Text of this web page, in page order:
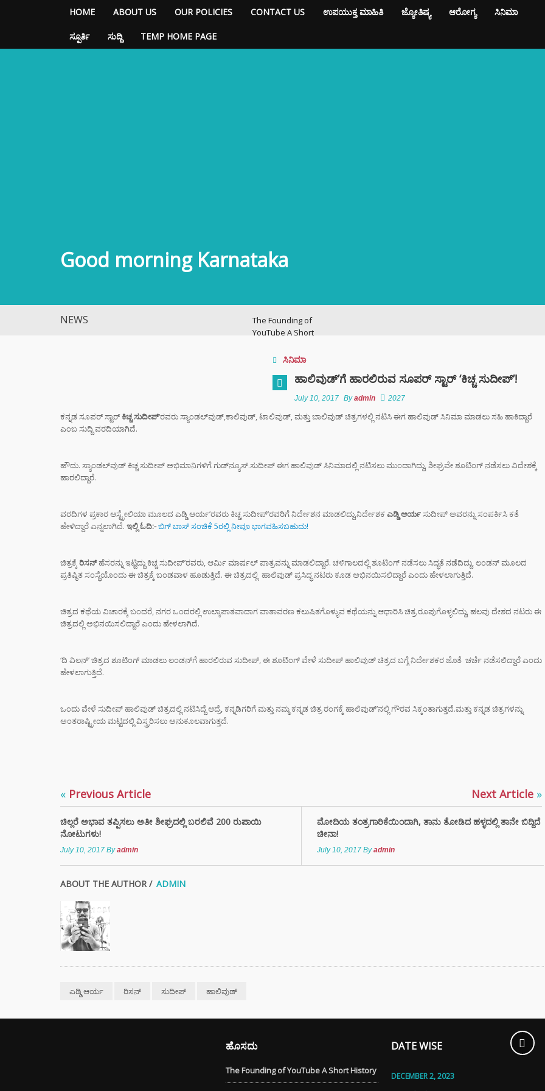
HOME ABOUT US OUR POLICIES CONTACT US ಉಪಯುಕ್ತ ಮಾಹಿತಿ ಜ್ಯೋತಿಷ್ಯ ಆರೋಗ್ಯ ಸಿನಿಮಾ
ಸ್ಪೂರ್ತಿ ಸುದ್ದಿ TEMP HOME PAGE
Good morning Karnataka
NEWS
The Founding of
YouTube A Short
ವಿಜಯನಗರದಲ್ಲಿ
ಭಿಕ್ಷಾಟನೆ ಜಾಲ: ಶಾಲೆ ರಜೆ
ಎಂದು ಮಕ್ಕಳನ್ನೇ ಭಿಕ್ಷೆಗೆ
ಇಳಿಸಿದ್ದ ತಾಯಂದಿರು
ಆರ್‌ಸಿಬಿ – ಬೆಂಗಳೂರು
ಆಧರಿತ ಹಾಜರಾತಿ
ಫಜೀತಿ;
ರಿವೇಂಜ್‌, ಡಿಕೆಶಿ ಮತ್ತು
ರಾಹುಲ್‌ ಗಾಂಧಿಗೆ
ಡಿಕೆ ಶಿವಕುಮಾರ್
ಮುಂದಿನ ಸಿಎಂ?
ಬೆಲೆಯ ಸನ್‌ಗ್ಲಾಸ್
ಬೇಡಿಕೆಗೆ ದೊಡ್ಡ ಹೊಡೆತ
ಬಿದ್ದಿದೆ.
ಸಿನಿಮಾ
ಹಾಲಿವುಡ್’ಗೆ ಹಾರಲಿರುವ ಸೂಪರ್ ಸ್ಟಾರ್ ‘ಕಿಚ್ಚ ಸುದೀಪ್’!
July 10, 2017 Byadmin 2027
ಕನ್ನಡ ಸೂಪರ್ ಸ್ಟಾರ್ಕಿಚ್ಚ ಸುದೀಪ್‘ರವರು ಸ್ಯಾಂಡಲ್‍ವುಡ್,ಕಾಲಿವುಡ್, ಟಾಲಿವುಡ್, ಮತ್ತು ಬಾಲಿವುಡ್ ಚಿತ್ರಗಳಲ್ಲಿ ನಟಿಸಿ ಈಗ ಹಾಲಿವುಡ್ ಸಿನಿಮಾ ಮಾಡಲು ಸಹಿ ಹಾಕಿದ್ದಾರೆ
ಎಂಬ ಸುದ್ದಿ ವರದಿಯಾಗಿದೆ.
ಹೌದು. ಸ್ಯಾಂಡಲ್‍ವುಡ್ ಕಿಚ್ಚ ಸುದೀಪ್ ಅಭಿಮಾನಿಗಳಿಗೆ ಗುಡ್‍ನ್ಯೂಸ್.ಸುದೀಪ್ ಈಗ ಹಾಲಿವುಡ್ ಸಿನಿಮಾದಲ್ಲಿ ನಟಿಸಲು ಮುಂದಾಗಿದ್ದು, ಶೀಘ್ರವೇ ಶೂಟಿಂಗ್ ನಡೆಸಲು ವಿದೇಶಕ್ಕೆ
ಹಾರಲಿದ್ದಾರೆ.
ವರದಿಗಳ ಪ್ರಕಾರ ಆಸ್ಟ್ರೇಲಿಯಾ ಮೂಲದ ಎಡ್ಡಿ ಆರ್ಯ’ರವರು ಕಿಚ್ಚ ಸುದೀಪ್’ರವರಿಗೆ ನಿರ್ದೇಶನ ಮಾಡಲಿದ್ದು,ನಿರ್ದೇಶಕ ಎಡ್ಡಿ ಆರ್ಯಸುದೀಪ್ ಅವರನ್ನು ಸಂಪರ್ಕಿಸಿ ಕತೆ
ಹೇಳಿದ್ದಾರೆ ಎನ್ನಲಾಗಿದೆ. ಇಲ್ಲಿ ಓದಿ:-ಬಿಗ್ ಬಾಸ್ ಸಂಚಿಕೆ 5ರಲ್ಲಿ ನೀವೂ ಭಾಗವಹಿಸಬಹುದು!
ಚಿತ್ರಕ್ಕೆ ರಿಸನ್ಹೆಸರನ್ನು ಇಟ್ಟಿದ್ದು ಕಿಚ್ಚ ಸುದೀಪ್’ರವರು, ಆರ್ಮಿ ಮಾರ್ಷಲ್ ಪಾತ್ರವನ್ನು ಮಾಡಲಿದ್ದಾರೆ. ಚಳಿಗಾಲದಲ್ಲಿ ಶೂಟಿಂಗ್ ನಡೆಸಲು ಸಿದ್ಧತೆ ನಡೆದಿದ್ದು, ಲಂಡನ್ ಮೂಲದ
ಪ್ರತಿಷ್ಠಿತ ಸಂಸ್ಥೆಯೊಂದು ಈ ಚಿತ್ರಕ್ಕೆ ಬಂಡವಾಳ ಹೂಡುತ್ತಿದೆ. ಈ ಚಿತ್ರದಲ್ಲಿ ಹಾಲಿವುಡ್ ಪ್ರಸಿದ್ಧ ನಟರು ಕೂಡ ಅಭಿನಯಿಸಲಿದ್ದಾರೆ ಎಂದು ಹೇಳಲಾಗುತ್ತಿದೆ.
ಚಿತ್ರದ ಕಥೆಯ ವಿಚಾರಕ್ಕೆ ಬಂದರೆ, ನಗರ ಒಂದರಲ್ಲಿ ಉಲ್ಕಾಪಾತವಾದಾಗ ವಾತಾವರಣ ಕಲುಷಿತಗೊಳ್ಳುವ ಕಥೆಯನ್ನು ಆಧಾರಿಸಿ ಚಿತ್ರ ರೂಪುಗೊಳ್ಳಲಿದ್ದು, ಹಲವು ದೇಶದ ನಟರು ಈ
ಚಿತ್ರದಲ್ಲಿ ಅಭಿನಯಿಸಲಿದ್ದಾರೆ ಎಂದು ಹೇಳಲಾಗಿದೆ.
‘ದಿ ವಿಲನ್’ ಚಿತ್ರದ ಶೂಟಿಂಗ್ ಮಾಡಲು ಲಂಡನ್‍ಗೆ ಹಾರಲಿರುವ ಸುದೀಪ್, ಈ ಶೂಟಿಂಗ್ ವೇಳೆ ಸುದೀಪ್ ಹಾಲಿವುಡ್ ಚಿತ್ರದ ಬಗ್ಗೆ ನಿರ್ದೇಶಕರ ಜೊತೆ ಚರ್ಚೆ ನಡೆಸಲಿದ್ದಾರೆ ಎಂದು
ಹೇಳಲಾಗುತ್ತಿದೆ.
ಒಂದು ವೇಳೆ ಸುದೀಪ್ ಹಾಲಿವುಡ್ ಚಿತ್ರದಲ್ಲಿ ನಟಿಸಿದ್ದೆ ಆದ್ರೆ, ಕನ್ನಡಿಗರಿಗೆ ಮತ್ತು ನಮ್ಮ ಕನ್ನಡ ಚಿತ್ರ ರಂಗಕ್ಕೆ ಹಾಲಿವುಡ್’ನಲ್ಲಿ ಗೌರವ ಸಿಕ್ಕಂತಾಗುತ್ತದೆ.ಮತ್ತು ಕನ್ನಡ ಚಿತ್ರಗಳನ್ನು
ಅಂತರಾಷ್ಟ್ರೀಯ ಮಟ್ಟದಲ್ಲಿ ವಿಸ್ತ್ರರಿಸಲು ಅನುಕೂಲವಾಗುತ್ತದೆ.
« Previous Article
ಚಿಲ್ಲರೆ ಅಭಾವ ತಪ್ಪಿಸಲು ಅತೀ ಶೀಘ್ರದಲ್ಲಿ ಬರಲಿವೆ 200 ರುಪಾಯಿ
ನೋಟುಗಳು!
July 10, 2017 Byadmin
Next Article »
ಮೋದಿಯ ತಂತ್ರಗಾರಿಕೆಯಿಂದಾಗಿ, ತಾನು ತೋಡಿದ ಹಳ್ಳದಲ್ಲಿ ತಾನೇ ಬಿದ್ದಿದೆ
ಚೀನಾ!
July 10, 2017 Byadmin
ABOUT THE AUTHOR / ADMIN
ಎಡ್ಡಿ ಆರ್ಯ ರಿಸನ್ ಸುದೀಪ್ ಹಾಲಿವುಡ್
ಹೊಸದು
The Founding of YouTube A Short History
DATE WISE
DECEMBER 2, 2023